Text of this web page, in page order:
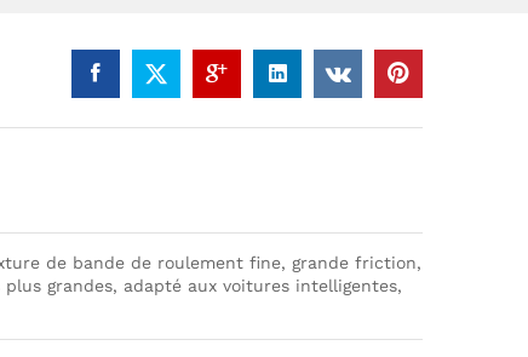
de bande de roulement fine, grande friction,
grandes, adapté aux voitures intelligentes,